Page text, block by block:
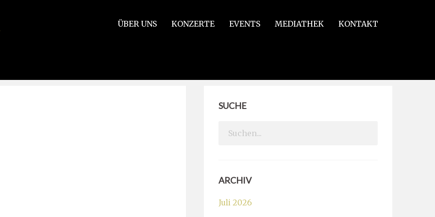
ÜBER UNS KONZERTE EVENTS MEDIATHEK KONTAKT
SUCHE
Search
ARCHIV
Juli 2026